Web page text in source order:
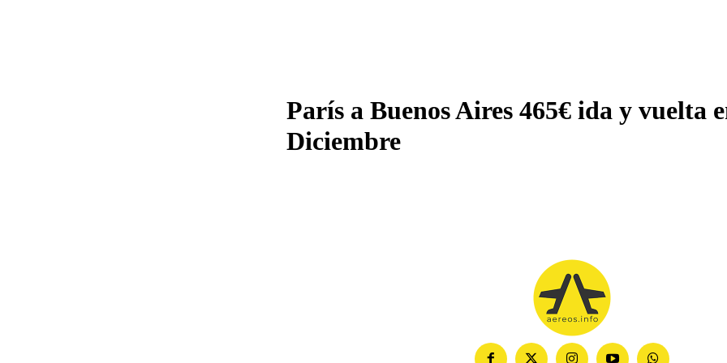
París a Buenos Aires 465€ ida y vuelta
Diciembre